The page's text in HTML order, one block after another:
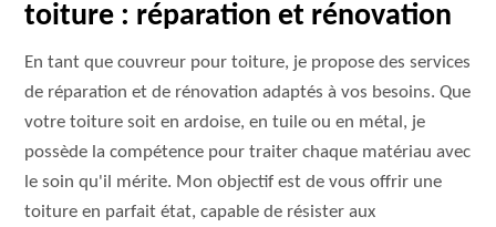
toiture : réparation et rénovation
En tant que couvreur pour toiture, je propose des services
de réparation et de rénovation adaptés à vos besoins. Que
votre toiture soit en ardoise, en tuile ou en métal, je
possède la compétence pour traiter chaque matériau avec
le soin qu'il mérite. Mon objectif est de vous offrir une
toiture en parfait état, capable de résister aux